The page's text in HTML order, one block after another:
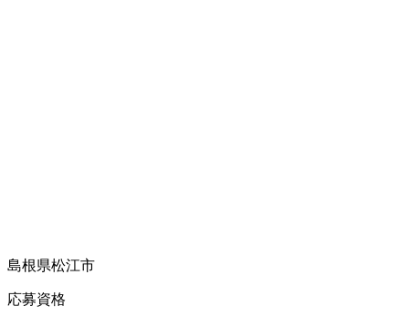
島根県松江市
応募資格